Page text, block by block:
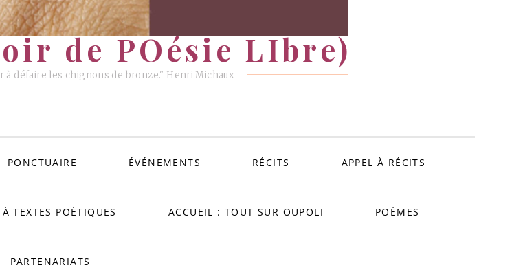
de POésie LIbre)
à défaire les chignons de bronze." Henri Michaux
PONCTUAIRE ÉVÉNEMENTS RÉCITS APPEL À RÉCITS
TEXTES POÉTIQUES ACCUEIL : TOUT SUR OUPOLI POÈMES
PARTENARIATS